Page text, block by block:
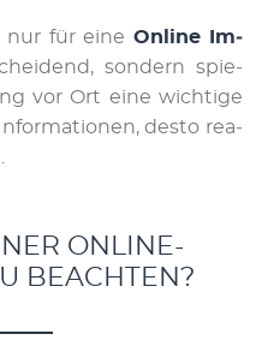
nur für eine On­li­ne Im­
son­dern spie­
vor Ort eine wich­ti­ge
des­to rea­
ONLINE-
BEACHTEN?